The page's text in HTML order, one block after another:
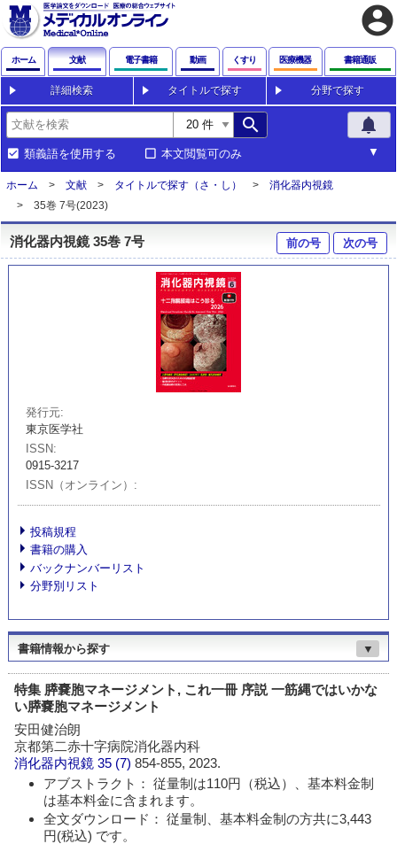
account_circle
ホーム 文献 電子書籍 動画 くすり 医療機器 書籍通販
詳細検索 タイトルで探す 分野で探す
search notifications
類義語を使用する 本文閲覧可のみ
ホーム 文献 タイトルで探す（さ・し）
消化器内視鏡
35巻 7号(2023)
消化器内視鏡 35巻 7号 前の号 次の号
発行元
東京医学社
ISSN
0915-3217
ISSN（オンライン）
投稿規程
書籍の購入
バックナンバーリスト
分野別リスト
書籍情報から探す ▼
特集 膵嚢胞マネージメント, これ一冊 序説 一筋縄ではいかな
い膵嚢胞マネージメント
安田健治朗
京都第二赤十字病院消化器内科
消化器内視鏡 35 (7)854-855, 2023.
アブストラクト： 従量制は110円（税込）、基本料金制
は基本料金に含まれます。
全文ダウンロード： 従量制、基本料金制の方共に3,443
円(税込) です。